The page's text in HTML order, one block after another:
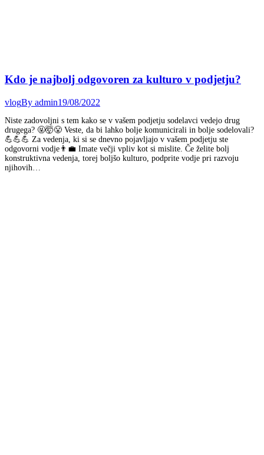
Kdo je najbolj odgovoren za kulturo v podjetju?
vlogBy admin19/08/2022
Niste zadovoljni s tem kako se v vašem podjetju sodelavci vedejo drug
drugega? 🤬🤯😤 Veste, da bi lahko bolje komunicirali in bolje sodelovali?
💪💪💪 Za vedenja, ki si se dnevno pojavljajo v vašem podjetju ste
odgovorni vodje👨‍💼 Imate večji vpliv kot si mislite. Če želite bolj
konstruktivna vedenja, torej boljšo kulturo, podprite vodje pri razvoju
njihovih…